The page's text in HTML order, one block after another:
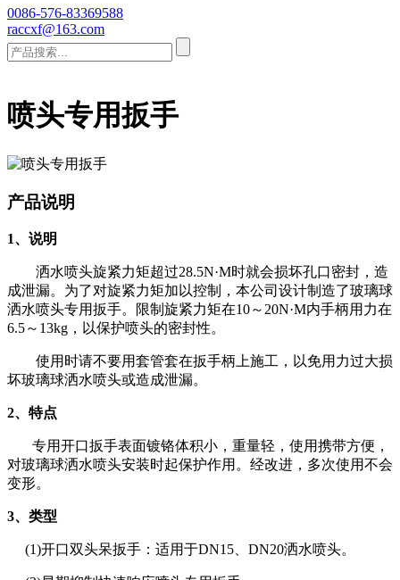
0086-576-83369588
raccxf@163.com
喷头专用扳手
产品说明
1、说明
洒水喷头旋紧力矩超过28.5N·M时就会损坏孔口密封，造
成泄漏。为了对旋紧力矩加以控制，本公司设计制造了玻璃球
洒水喷头专用扳手。限制旋紧力矩在10～20N·M内手柄用力在
6.5～13kg，以保护喷头的密封性。
使用时请不要用套管套在扳手柄上施工，以免用力过大损
坏玻璃球洒水喷头或造成泄漏。
2、特点
专用开口扳手表面镀铬体积小，重量轻，使用携带方便，
对玻璃球洒水喷头安装时起保护作用。经改进，多次使用不会
变形。
3、类型
(1)开口双头呆扳手：适用于DN15、DN20洒水喷头。